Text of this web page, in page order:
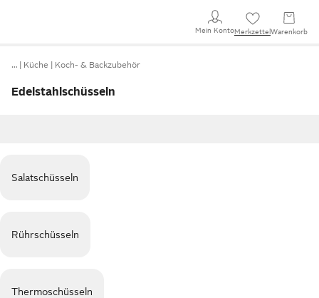
Mein KontoMerkzettel Warenkorb
… Küche Koch- & Backzubehör
Edelstahlschüsseln
Salatschüsseln
Rührschüsseln
Thermoschüsseln